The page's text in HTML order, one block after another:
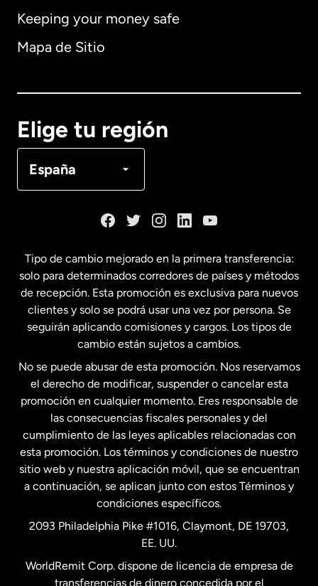
Keeping your money safe
Mapa de Sitio
Elige tu región
España
Alemania
Français
Estados Unidos English
Estados Unidos Español
Francia
Malasia
Nueva Zelanda
Países Bajos
Tipo de cambio mejorado en la primera transferencia:
solo para determinados corredores de países y métodos
de recepción. Esta promoción es exclusiva para nuevos
clientes y solo se podrá usar una vez por persona. Se
seguirán aplicando comisiones y cargos. Los tipos de
cambio están sujetos a cambios.
No se puede abusar de esta promoción. Nos reservamos
el derecho de modificar, suspender o cancelar esta
promoción en cualquier momento. Eres responsable de
las consecuencias fiscales personales y del
cumplimiento de las leyes aplicables relacionadas con
esta promoción. Los términos y condiciones de nuestro
sitio web y nuestra aplicación móvil, que se encuentran
a continuación, se aplican junto con estos Términos y
condiciones específicos.
2093 Philadelphia Pike #1016, Claymont, DE 19703,
EE. UU.
WorldRemit Corp. dispone de licencia de empresa de
transferencias de dinero concedida por el